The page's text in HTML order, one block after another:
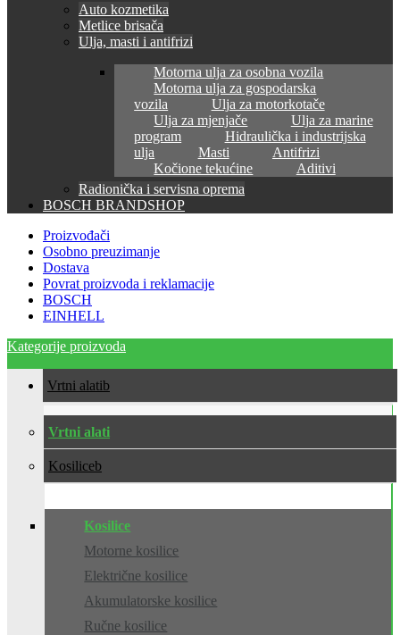
Auto kozmetika
Metlice brisača
Ulja, masti i antifrizi
Motorna ulja za osobna vozila
Motorna ulja za gospodarska
vozila
Ulja za motorkotače
Ulja za mjenjače
Ulja za marine
program
Hidraulička i industrijska
ulja
Masti
Antifrizi
Kočione tekućine
Aditivi
Radionička i servisna oprema
BOSCH BRANDSHOP
Proizvođači
Osobno preuzimanje
Dostava
Povrat proizvoda i reklamacije
BOSCH
EINHELL
Kategorije proizvoda
Vrtni alati
Vrtni alati
Kosilice
Kosilice
Motorne kosilice
Električne kosilice
Akumulatorske kosilice
Ručne kosilice